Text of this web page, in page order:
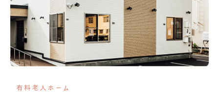
有料老人ホーム